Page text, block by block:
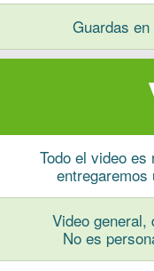
Guardas
Todo el video
entregaremos
Video general,
No es